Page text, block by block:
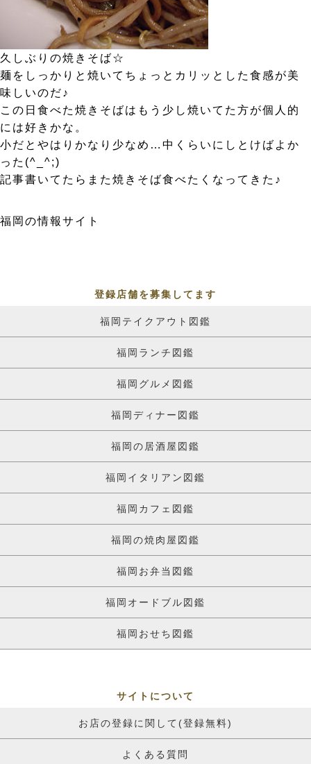
久しぶりの焼きそば☆
麺をしっかりと焼いてちょっとカリッとした食感が美
味しいのだ♪
この日食べた焼きそばはもう少し焼いてた方が個人的
には好きかな。
小だとやはりかなり少なめ…中くらいにしとけばよか
った(^_^;)
記事書いてたらまた焼きそば食べたくなってきた♪
福岡の情報サイト
登録店舗を募集してます
福岡テイクアウト図鑑
福岡ランチ図鑑
福岡グルメ図鑑
福岡ディナー図鑑
福岡の居酒屋図鑑
福岡イタリアン図鑑
福岡カフェ図鑑
福岡の焼肉屋図鑑
福岡お弁当図鑑
福岡オードブル図鑑
福岡おせち図鑑
サイトについて
お店の登録に関して(登録無料)
よくある質問